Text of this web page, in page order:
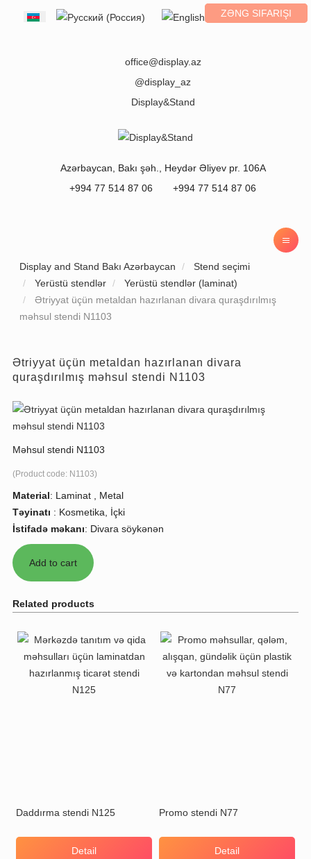
Select your language ZƏNG SIFARIŞI
office@display.az
@display_az
Display&Stand
Azərbaycan Bakı şəh., Heydər Əliyev pr. 106A
+994 77 514 87 06
+994 77 514 87 06
Display and Stand Bakı Azərbaycan
Stend seçimi
Yerüstü stendlər
Yerüstü stendlər (laminat)
Ətriyyat üçün metaldan hazırlanan divara quraşdırılmış
məhsul stendi N1103
Ətriyyat üçün metaldan hazırlanan divara
quraşdırılmış məhsul stendi N1103
Məhsul stendi N1103
(Product code: N1103)
Material: Laminat , Metal
Təyinatı : Kosmetika, İçki
İstifadə məkanı: Divara söykənən
Related products
Daddırma stendi N125
Detail
Promo stendi N77
Detail